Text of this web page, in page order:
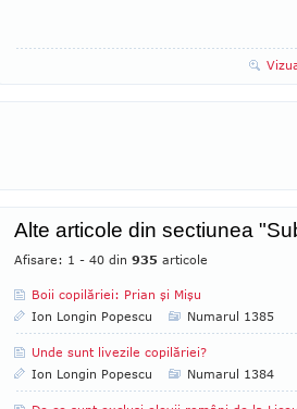
Alte articole din sectiunea
Afisare: 1 - 40 din 935 articole
Boii copilăriei: Prian şi Mişu
Ion Longin Popescu
Numarul 1385
Unde sunt livezile copilăriei?
Ion Longin Popescu
Numarul 1384